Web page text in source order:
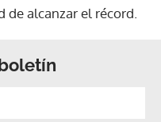
alcanzar el récord.